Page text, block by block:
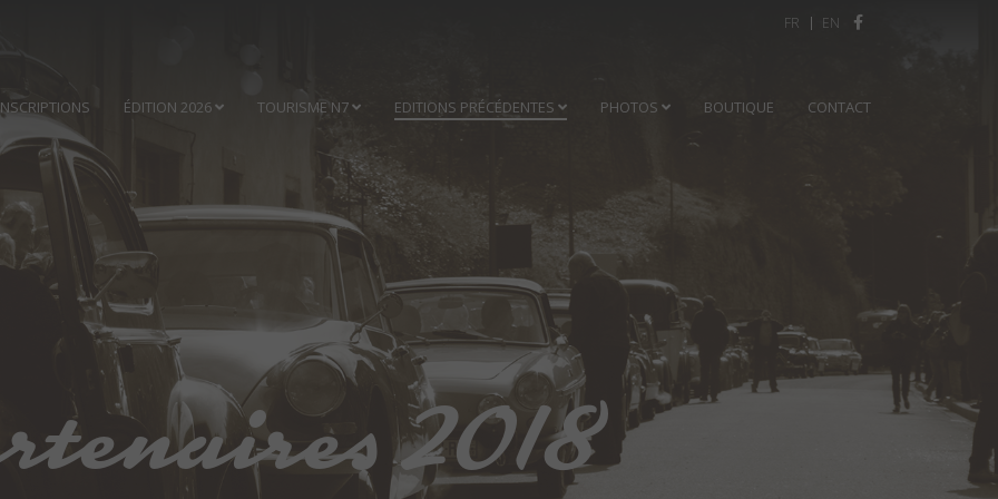
Sélectionnez votre langue
FR EN
ÉDITION 2026 TOURISME N7 EDITIONS PRÉCÉDENTES PHOTOS BOUTIQUE CONTACT
2018